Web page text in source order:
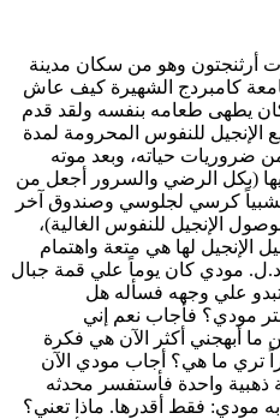
أرثنجتون وهو من سكان مدينة
كامبردج الشهيرة كيف عاش
يطهى طعامه بنفسه ولقد قدم
الإنجيل للنفوس المحرومة لمدة
حياته، وبعد موته
(بكل الرضي والسرور أجعل من
كرسي لجلوسي وصندوق آخر
الإنجيل للنفوس الغالية)،
الإنجيل لها هي متعة واهتمام
د.ل. مودي كان يوماً علي قمة جبال
علي وجهه فسأله هل
مودي؟ فأجاب نعم إني
ما أبهجني أكثر الآن هي فكرة
تري ما هي؟ أجاب مودي الآن
ذهبية واحدة فأستفسر محدثه
مودي: فقط أقدرها. ماذا تعني؟